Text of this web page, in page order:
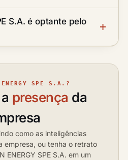
S.A. é optante pelo
SPE S.A.?
presença da
como as inteligências
empresa, ou tenha o retrato
ENERGY SPE S.A. em um